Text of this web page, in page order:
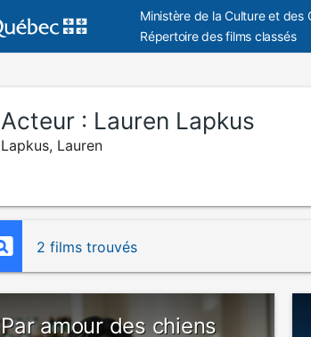
Ministère de la Culture et des
Répertoire des films classés
Acteur : Lauren Lapkus
Lapkus, Lauren
2 films trouvés
Par amour des chiens